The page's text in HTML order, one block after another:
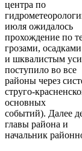
центра по
июля ожидалось
прохождение по
грозами, осадками
и шквалистым
поступило во все
районы через
струго-
основных
событий). Далее
главы района и
начальник